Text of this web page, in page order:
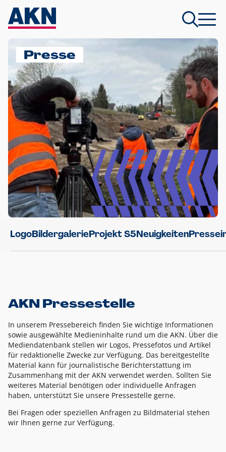
Presse
LogoBildergalerieProjekt S5Neuigkeiten
AKN Pressestelle
In unserem Pressebereich finden Sie wichtige Informationen
sowie ausgewählte Medieninhalte rund um die AKN. Über die
Mediendatenbank stellen wir Logos, Pressefotos und Artikel
für redaktionelle Zwecke zur Verfügung. Das bereitgestellte
Material kann für journalistische Berichterstattung im
Zusammenhang mit der AKN verwendet werden. Sollten Sie
weiteres Material benötigen oder individuelle Anfragen
haben, unterstützt Sie unsere Pressestelle gerne.
Bei Fragen oder speziellen Anfragen zu Bildmaterial stehen
wir Ihnen gerne zur Verfügung.